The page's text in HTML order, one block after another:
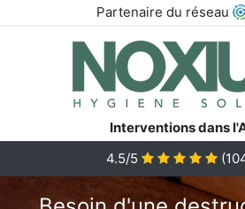
Partenaire du réseau
Interventions dans
4.5/5 (